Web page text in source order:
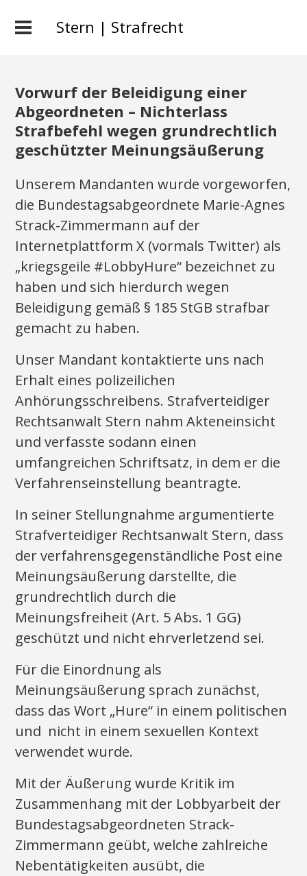
Stern | Strafrecht
Vorwurf der Beleidigung einer
Abgeordneten – Nichterlass
Strafbefehl wegen grundrechtlich
geschützter Meinungsäußerung
Unserem Mandanten wurde vorgeworfen,
die Bundestagsabgeordnete Marie-Agnes
Strack-Zimmermann auf der
Internetplattform X (vormals Twitter) als
„kriegsgeile #LobbyHure“ bezeichnet zu
haben und sich hierdurch wegen
Beleidigung gemäß § 185 StGB strafbar
gemacht zu haben.
Unser Mandant kontaktierte uns nach
Erhalt eines polizeilichen
Anhörungsschreibens. Strafverteidiger
Rechtsanwalt Stern nahm Akteneinsicht
und verfasste sodann einen
umfangreichen Schriftsatz, in dem er die
Verfahrenseinstellung beantragte.
In seiner Stellungnahme argumentierte
Strafverteidiger Rechtsanwalt Stern, dass
der verfahrensgegenständliche Post eine
Meinungsäußerung darstellte, die
grundrechtlich durch die
Meinungsfreiheit (Art. 5 Abs. 1 GG)
geschützt und nicht ehrverletzend sei.
Für die Einordnung als
Meinungsäußerung sprach zunächst,
dass das Wort „Hure“ in einem politischen
und nicht in einem sexuellen Kontext
verwendet wurde.
Mit der Äußerung wurde Kritik im
Zusammenhang mit der Lobbyarbeit der
Bundestagsabgeordneten Strack-
Zimmermann geübt, welche zahlreiche
Nebentätigkeiten ausübt, die